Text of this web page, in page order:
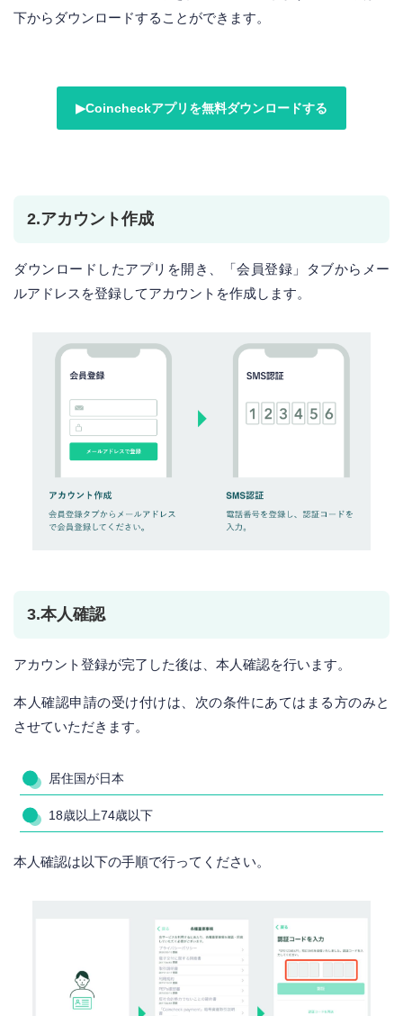
下からダウンロードすることができます。
▶︎Coincheckアプリを無料ダウンロードする
2.アカウント作成
ダウンロードしたアプリを開き、「会員登録」タブからメー
ルアドレスを登録してアカウントを作成します。
3.本人確認
アカウント登録が完了した後は、本人確認を行います。
本人確認申請の受け付けは、次の条件にあてはまる方のみと
させていただきます。
居住国が日本
18歳以上74歳以下
本人確認は以下の手順で行ってください。